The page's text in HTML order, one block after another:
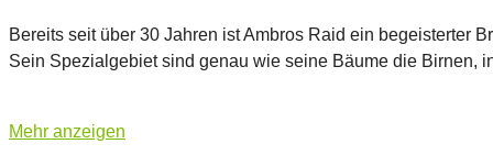
Bereits seit über 30 Jahren ist Ambros Raid ein begeisterter
Sein Spezialgebiet sind genau wie seine Bäume die Birnen,
Mehr anzeigen